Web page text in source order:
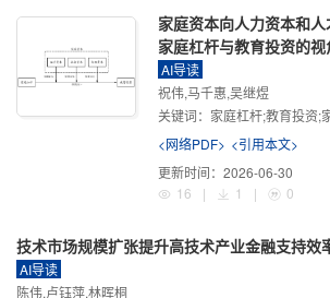
家庭资本向人力资本和
家庭杠杆与教育投资的
AI导读
祝伟,马千惠,吴继煜
关键词： 家庭杠杆;教育投资;家
<网络PDF> <引用本文>
更新时间： 2026-06-30
16
| 1 | 0
技术市场规模扩张提升高技术产业金融支持效
AI导读
陈伟,卢钰萍,林晖桐